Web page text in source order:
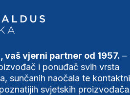
vaš vjerni partner od 1957. –
i ponuđač svih vrsta
sunčanih naočala te
svjetskih proizvođača.